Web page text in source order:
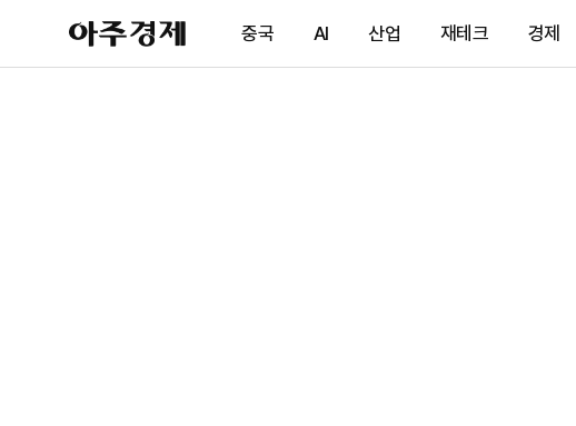
아
주
제
중국 AI 산업 재테크 경제